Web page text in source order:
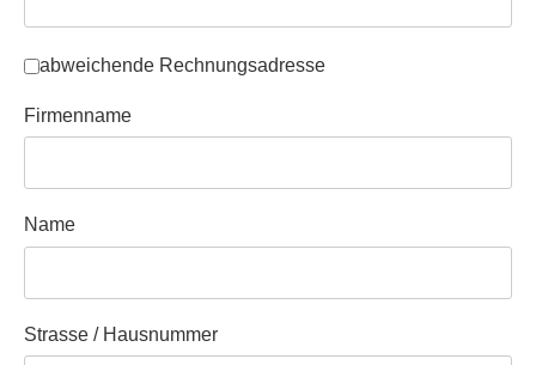
Separate Rechnungsadresse
abweichende Rechnungsadresse
Firmenname
Name
Strasse / Hausnummer